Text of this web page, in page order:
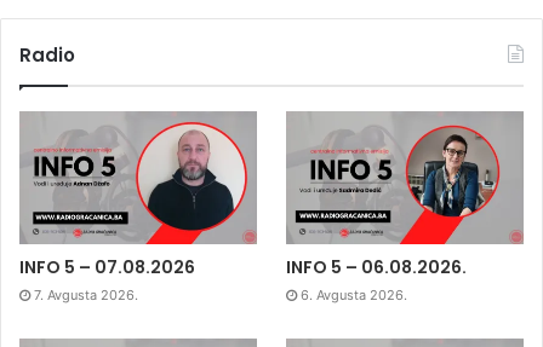
Radio
INFO 5 – 07.08.2026
7. Avgusta 2026.
INFO 5 – 06.08.2026.
6. Avgusta 2026.